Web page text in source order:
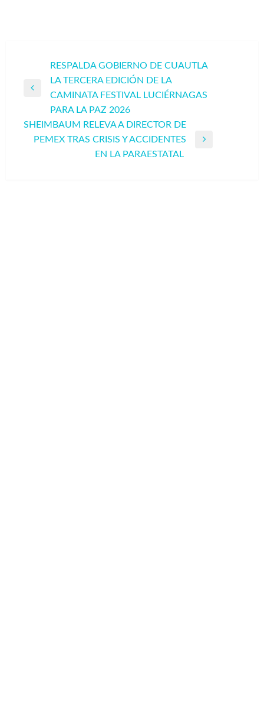
Navegación
de
entradas
Entrada
anterior
RESPALDA GOBIERNO DE CUAUTLA
LA TERCERA EDICIÓN DE LA
CAMINATA FESTIVAL LUCIÉRNAGAS
PARA LA PAZ 2026
SHEIMBAUM RELEVA A DIRECTOR DE
PEMEX TRAS CRISIS Y ACCIDENTES
EN LA PARAESTATAL